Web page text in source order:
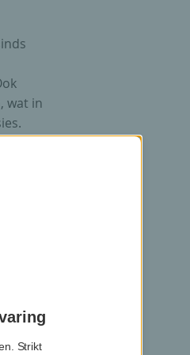
wat in
de
Strikt